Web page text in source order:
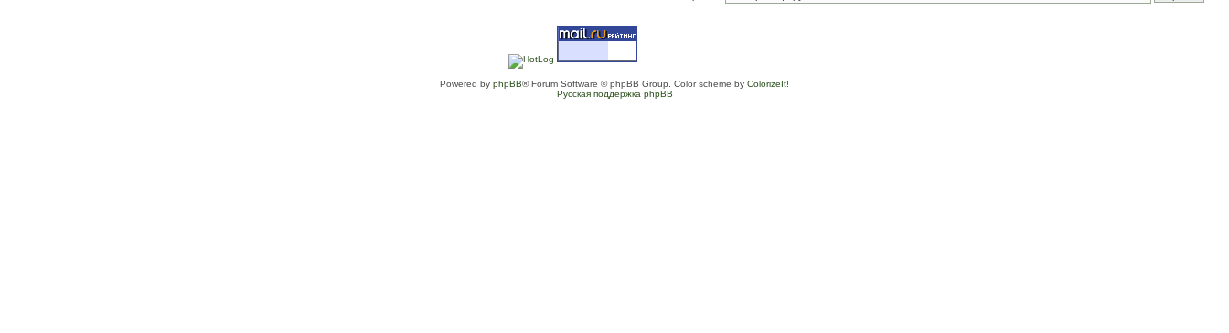
Powered by phpBB® Forum Software © phpBB Group. Color scheme by ColorizeIt!
Русская поддержка phpBB